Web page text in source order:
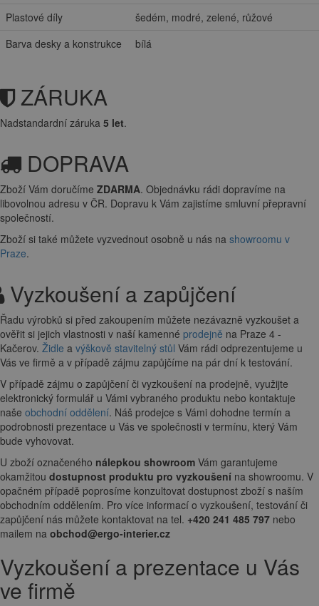
Plastové díly
šedém, modré, zelené, růžové
Barva desky a konstrukce
bílá
ZÁRUKA
Nadstandardní záruka 5 let.
DOPRAVA
Zboží Vám doručíme ZDARMA. Objednávku rádi dopravíme na
libovolnou adresu v ČR. Dopravu k Vám zajistíme smluvní přepravní
společností.
Zboží si také můžete vyzvednout osobně u nás na showroomu v
Praze.
Vyzkoušení a zapůjčení
Řadu výrobků si před zakoupením můžete nezávazně vyzkoušet a
ověřit si jejich vlastnosti v naší kamenné prodejně na Praze 4 -
Kačerov. Židle a výškově stavitelný stůl Vám rádi odprezentujeme u
Vás ve firmě a v případě zájmu zapůjčíme na pár dní k testování.
V případě zájmu o zapůjčení či vyzkoušení na prodejně, využijte
elektronický formulář u Vámi vybraného produktu nebo kontaktuje
naše obchodní oddělení. Náš prodejce s Vámi dohodne termín a
podrobnosti prezentace u Vás ve společnosti v termínu, který Vám
bude vyhovovat.
U zboží označeného nálepkou showroom Vám garantujeme
okamžitou dostupnost produktu pro vyzkoušení na showroomu. V
opačném případě poprosíme konzultovat dostupnost zboží s naším
obchodním oddělením. Pro více informací o vyzkoušení, testování či
zapůjčení nás můžete kontaktovat na tel. +420 241 485 797 nebo
mailem na obchod@ergo-interier.cz
Vyzkoušení a prezentace u Vás
ve firmě